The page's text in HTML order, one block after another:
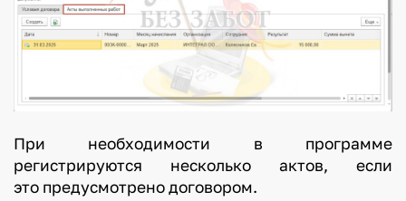
При необходимости в программе
регистрируются несколько актов, если
это предусмотрено договором.